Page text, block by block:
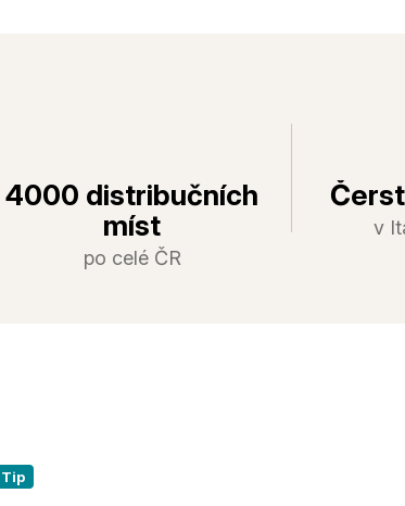
4000 distribučních
míst
po celé ČR
v
Tip